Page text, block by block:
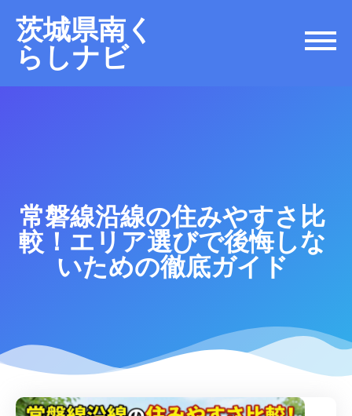
茨城県南く
らしナビ
常磐線沿線の住みやすさ比
較！エリア選びで後悔しな
いための徹底ガイド